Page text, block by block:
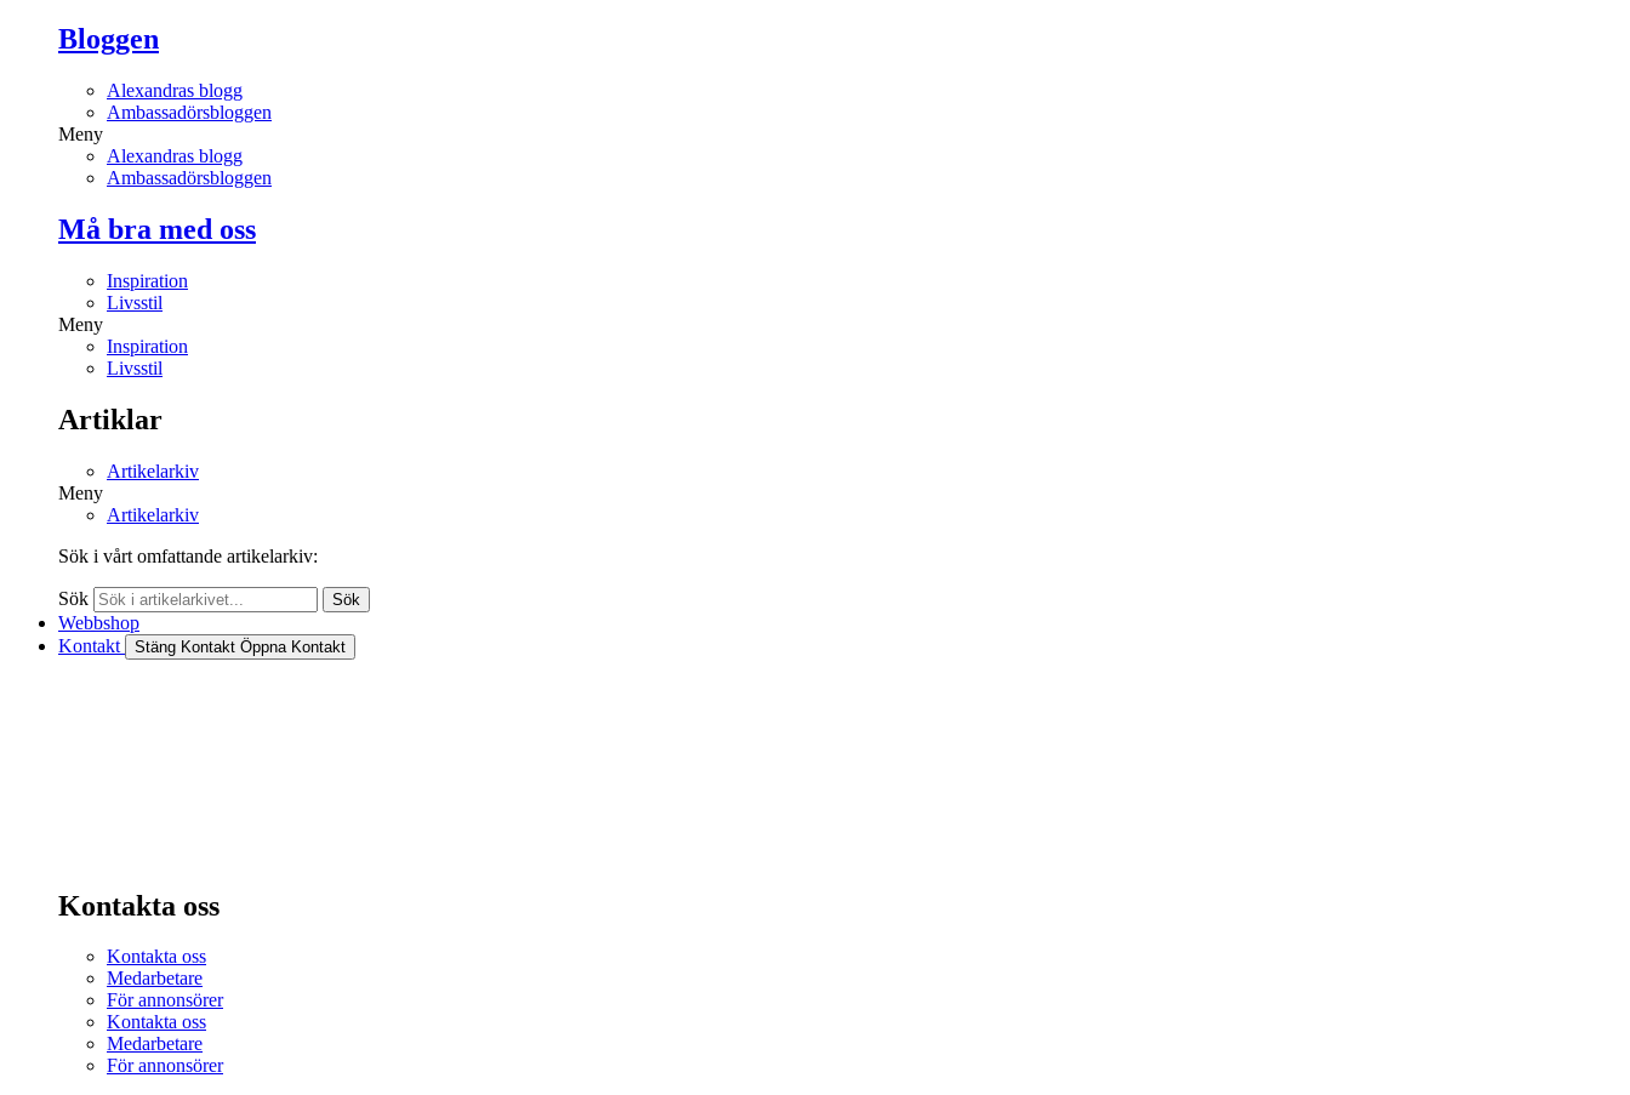
Bloggen
Alexandras blogg
Ambassadörsbloggen
Meny
Alexandras blogg
Ambassadörsbloggen
Må bra med oss
Inspiration
Livsstil
Meny
Inspiration
Livsstil
Artiklar
Artikelarkiv
Meny
Artikelarkiv
Sök i vårt omfattande artikelarkiv:
Sök Sök
Webbshop
Kontakt
Stäng Kontakt Öppna Kontakt
Kontakta oss
Kontakta oss
Medarbetare
För annonsörer
Kontakta oss
Medarbetare
För annonsörer